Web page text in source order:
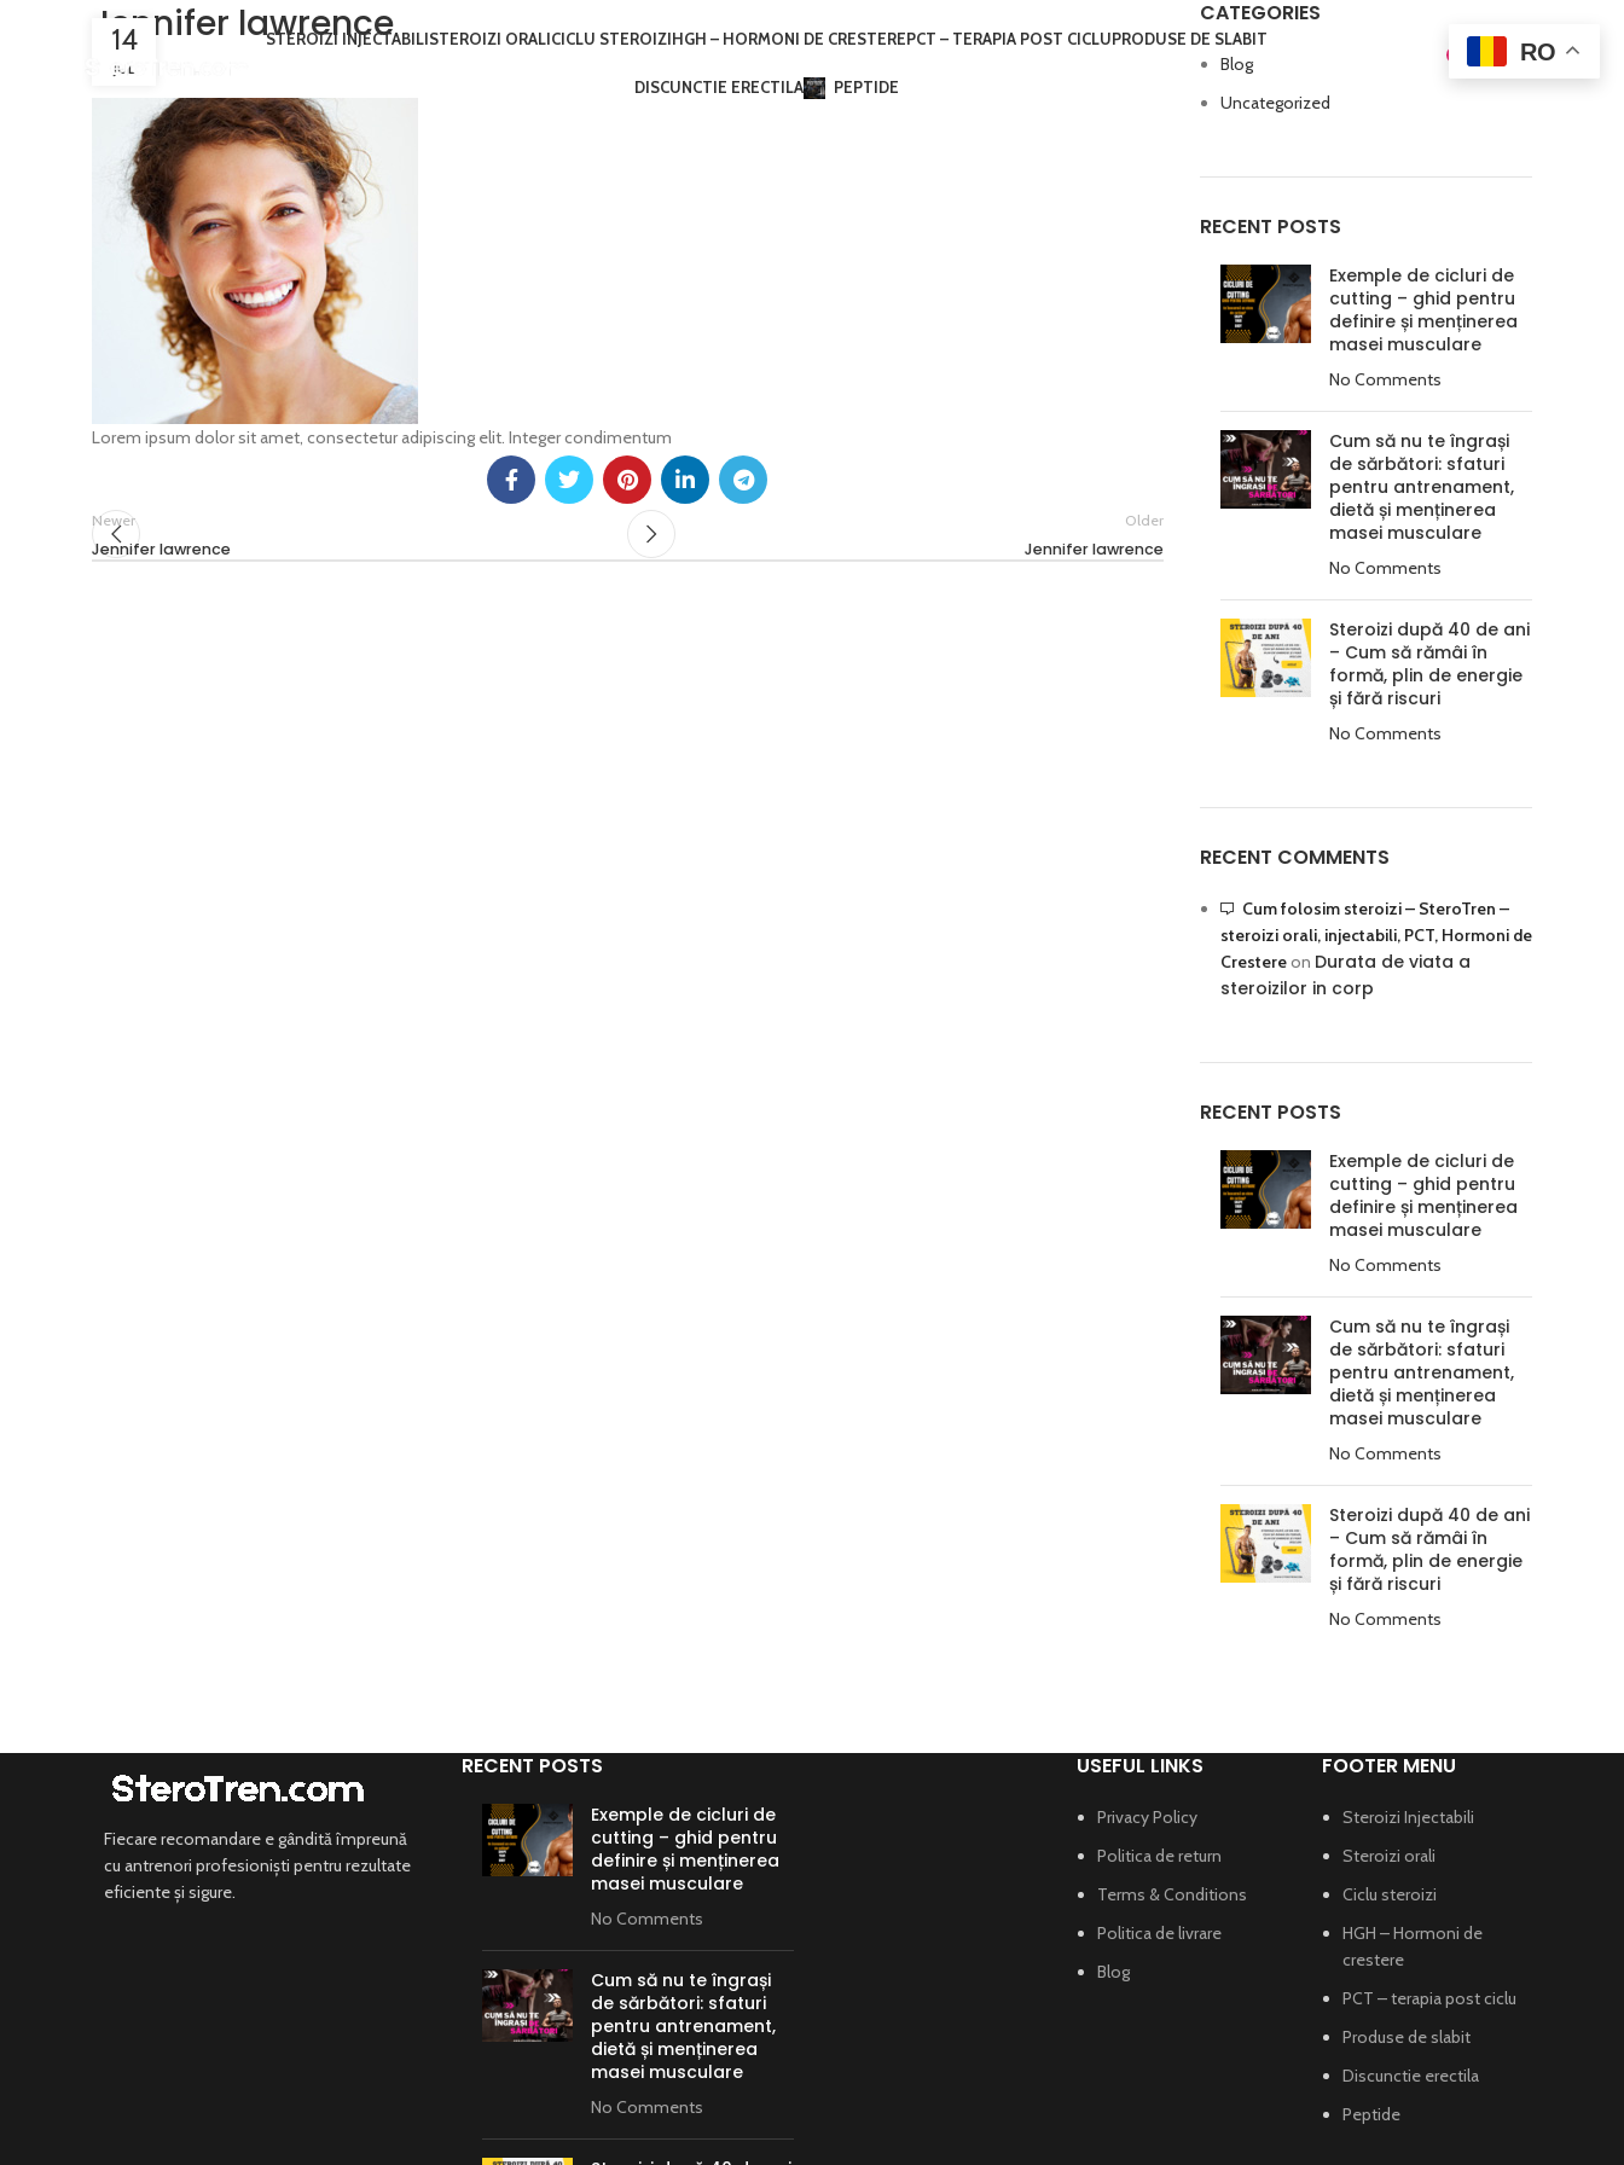
STEROIZI INJECTABILISTEROIZI ORALICICLU STEROIZIHGH – HORMONI DE CRESTEREPCT – TERAPIA POST CICLUPRODUSE DE SLABIT
DISCUNCTIE ERECTILA PEPTIDE
0,00 LEI
Jennifer lawrence
14
JUL
Lorem ipsum dolor sit amet, consectetur adipiscing elit. Integer condimentum
Newer
Jennifer lawrence
Older
Jennifer lawrence
CATEGORIES
Blog
Uncategorized
RECENT POSTS
Exemple de cicluri de
cutting – ghid pentru
definire și menținerea
masei musculare
No Comments
Cum să nu te îngrași
de sărbători: sfaturi
pentru antrenament,
dietă și menținerea
masei musculare
No Comments
Steroizi după 40 de ani
– Cum să rămâi în
formă, plin de energie
și fără riscuri
No Comments
RECENT COMMENTS
Cum folosim steroizi – SteroTren –
steroizi orali, injectabili, PCT, Hormoni de
Crestereon Durata de viata a
steroizilor in corp
RECENT POSTS
Exemple de cicluri de
cutting – ghid pentru
definire și menținerea
masei musculare
No Comments
Cum să nu te îngrași
de sărbători: sfaturi
pentru antrenament,
dietă și menținerea
masei musculare
No Comments
Steroizi după 40 de ani
– Cum să rămâi în
formă, plin de energie
și fără riscuri
No Comments
Fiecare recomandare e gândită împreună
cu antrenori profesioniști pentru rezultate
eficiente și sigure.
RECENT POSTS
Exemple de cicluri de
cutting – ghid pentru
definire și menținerea
masei musculare
No Comments
Cum să nu te îngrași
de sărbători: sfaturi
pentru antrenament,
dietă și menținerea
masei musculare
No Comments
USEFUL LINKS
Privacy Policy
Politica de return
Terms & Conditions
Politica de livrare
Blog
FOOTER MENU
Steroizi Injectabili
Steroizi orali
Ciclu steroizi
HGH – Hormoni de
crestere
PCT – terapia post ciclu
Produse de slabit
Discunctie erectila
Peptide
RO